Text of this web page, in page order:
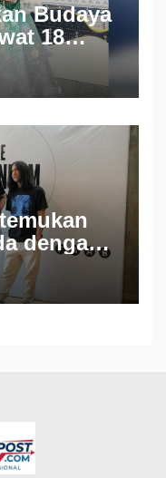
Budaya
18
di IFW
dengan
THE